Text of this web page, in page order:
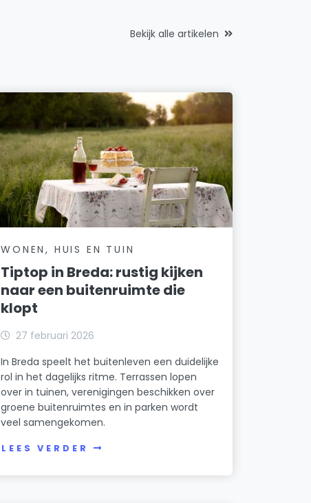
Bekijk alle artikelen
WONEN, HUIS EN TUIN
Tiptop in Breda: rustig kijken
naar een buitenruimte die
klopt
27 februari 2026
In Breda speelt het buitenleven een duidelijke
rol in het dagelijks ritme. Terrassen lopen
over in tuinen, verenigingen beschikken over
groene buitenruimtes en in parken wordt
veel samengekomen.
LEES VERDER